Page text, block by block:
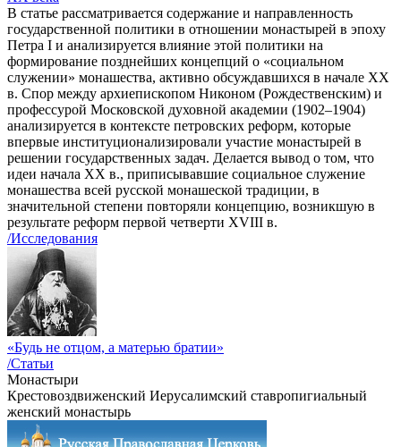
В статье рассматривается содержание и направленность
государственной политики в отношении монастырей в эпоху
Петра I и анализируется влияние этой политики на
формирование позднейших концепций о «социальном
служении» монашества, активно обсуждавшихся в начале XX
в. Спор между архиепископом Никоном (Рождественским) и
профессурой Московской духовной академии (1902–1904)
анализируется в контексте петровских реформ, которые
впервые институционализировали участие монастырей в
решении государственных задач. Делается вывод о том, что
идеи начала ХХ в., приписывавшие социальное служение
монашества всей русской монашеской традиции, в
значительной степени повторяли концепцию, возникшую в
результате реформ первой четверти XVIII в.
/Исследования
«Будь не отцом, а матерью братии»
/Статьи
Монастыри
Крестовоздвиженский Иерусалимский ставропигиальный
женский монастырь